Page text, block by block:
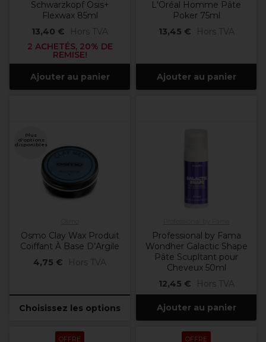
Schwarzkopf Osis+
Flexwax 85ml
13,40 €
Hors TVA
2 ACHETÉS, 20% DE
REMISE!
Ajouter au panier
L'Oréal Homme Pâte
Poker 75ml
13,45 €
Hors TVA
Ajouter au panier
Plus
d'options
disponibles
Osmo Clay Wax Produit
Coiffant À Base D’Argile
4,75 €
Hors TVA
Choisissez les options
Professional by Fama
Wondher Galactic Shape
Pâte Scupltant pour
Cheveux 50ml
12,45 €
Hors TVA
Ajouter au panier
OFFRE OFFRE